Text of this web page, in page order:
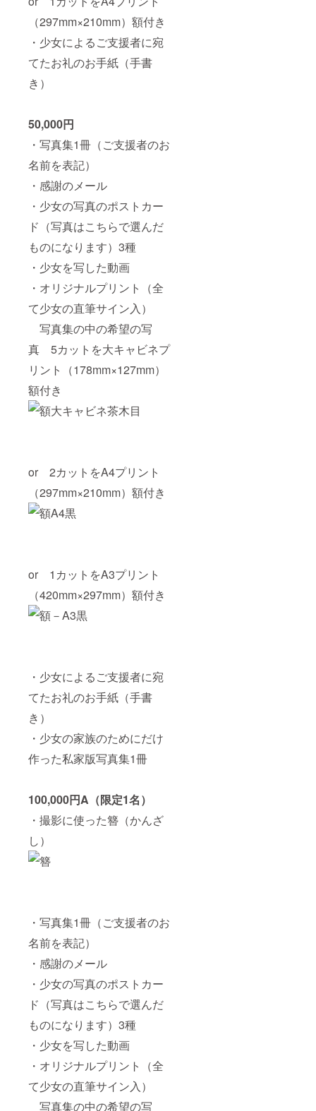
（297mm×210mm）額付き
・少女によるご支援者に宛
てたお礼のお手紙（手書
き）
50,000円
・写真集1冊（ご支援者のお
名前を表記）
・感謝のメール
・少女の写真のポストカー
ド（写真はこちらで選んだ
ものになります）3種
・少女を写した動画
・オリジナルプリント（全
て少女の直筆サイン入）
写真集の中の希望の写
真 5カットを大キャビネプ
リント（178mm×127mm）
額付き
or 2カットをA4プリント
（297mm×210mm）額付き
or 1カットをA3プリント
（420mm×297mm）額付き
・少女によるご支援者に宛
てたお礼のお手紙（手書
き）
・少女の家族のためにだけ
作った私家版写真集1冊
100,000円A（限定1名）
・撮影に使った簪（かんざ
し）
・写真集1冊（ご支援者のお
名前を表記）
・感謝のメール
・少女の写真のポストカー
ド（写真はこちらで選んだ
ものになります）3種
・少女を写した動画
・オリジナルプリント（全
て少女の直筆サイン入）
写真集の中の希望の写